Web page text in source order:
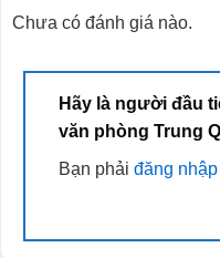
Chưa có đánh giá nào.
Hãy là người đầu
văn phòng Trung
Bạn phải đăng nhập